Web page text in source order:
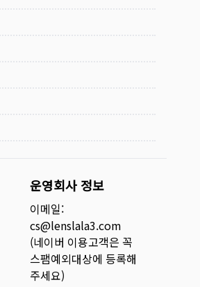
운영회사 정보
이메일:
cs@lenslala3.com
(네이버 이용고객은 꼭
스팸예외대상에 등록해
주세요)